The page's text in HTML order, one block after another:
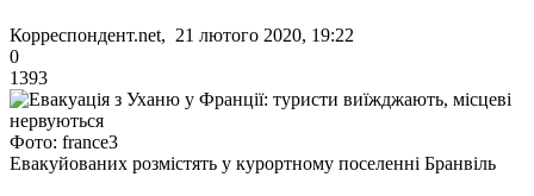
Корреспондент.net, 21 лютого 2020, 19:22
0
1393
Фото: france3
Евакуйованих розмістять у курортному поселенні Бранвіль